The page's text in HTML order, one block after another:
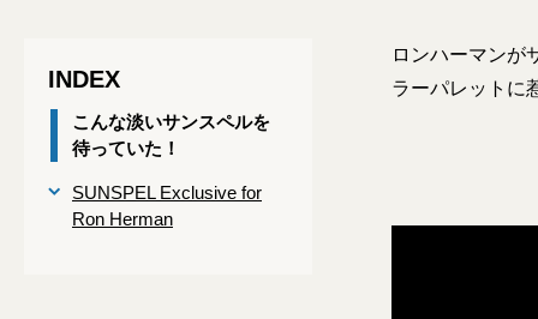
INDEX
こんな淡いサンスペルを
待っていた！
SUNSPEL Exclusive for
Ron Herman
ロンハーマンが
ラーパレットに